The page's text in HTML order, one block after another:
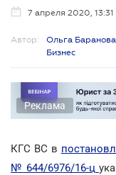
7 апреля 2020, 13:31
Автор:
Ольга
Бизнес
Реклама
КГС ВС в
№ 644/6976/16-ц